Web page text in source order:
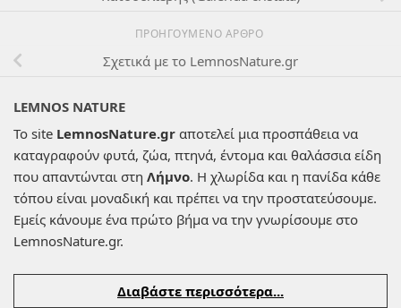
ΠΡΟΗΓΟΎΜΕΝΟ ΆΡΘΡΟ
Σχετικά με το LemnosNature.gr
LEMNOS NATURE
Το site LemnosNature.gr αποτελεί μια προσπάθεια να
καταγραφούν φυτά, ζώα, πτηνά, έντομα και θαλάσσια είδη
που απαντώνται στη Λήμνο. Η χλωρίδα και η πανίδα κάθε
τόπου είναι μοναδική και πρέπει να την προστατεύσουμε.
Εμείς κάνουμε ένα πρώτο βήμα να την γνωρίσουμε στο
LemnosNature.gr.
Διαβάστε περισσότερα...